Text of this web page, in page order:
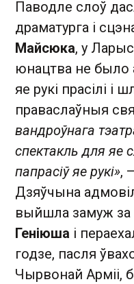
Паводле слоў
драматурга і
Майсюка, у
юнацтва не было
яе рукі прасілі і
праваслаўныя
вандроўнага
спектакль для яе
папрасіў яе рукі»,
Дзяўчына
выйшла замуж за
Геніюша і
годзе, пасля
Чырвонай Арміі,